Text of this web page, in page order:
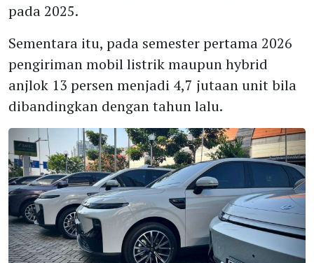
pada 2025.
Sementara itu, pada semester pertama 2026
pengiriman mobil listrik maupun hybrid
anjlok 13 persen menjadi 4,7 jutaan unit bila
dibandingkan dengan tahun lalu.